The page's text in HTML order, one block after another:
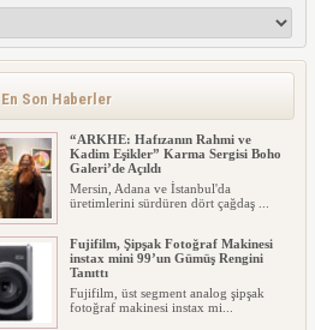
En Son Haberler
“ARKHE: Hafızanın Rahmi ve
Kadim Eşikler” Karma Sergisi Boho
Galeri’de Açıldı
Mersin, Adana ve İstanbul'da
üretimlerini sürdüren dört çağdaş ...
Fujifilm, Şipşak Fotoğraf Makinesi
instax mini 99’un Gümüş Rengini
Tanıttı
Fujifilm, üst segment analog şipşak
fotoğraf makinesi instax mi...